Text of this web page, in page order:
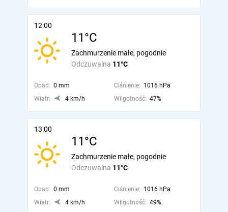
12:00
11°C
Odczuwalna 11°C
Zachmurzenie małe, pogodnie
Opad: 0 mm Ciśnienie: 1016 hPa
Wiatr:
4 km/h Wilgotność: 47%
13:00
11°C
Odczuwalna 11°C
Zachmurzenie małe, pogodnie
Opad: 0 mm Ciśnienie: 1016 hPa
Wiatr:
4 km/h Wilgotność: 49%